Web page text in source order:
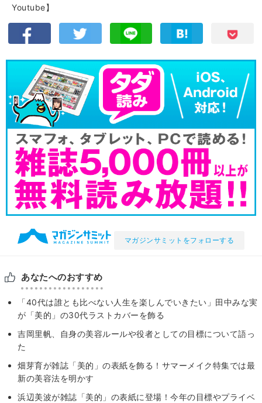
Youtube】
マガジンサミットをフォローする
あなたへのおすすめ
「40代は誰とも比べない人生を楽しんでいきたい」田中みな実
が「美的」の30代ラストカバーを飾る
吉岡里帆、自身の美容ルールや役者としての目標について語っ
た
畑芽育が雑誌「美的」の表紙を飾る！サマーメイク特集では最
新の美容法を明かす
浜辺美波が雑誌「美的」の表紙に登場！今年の目標やプライベ